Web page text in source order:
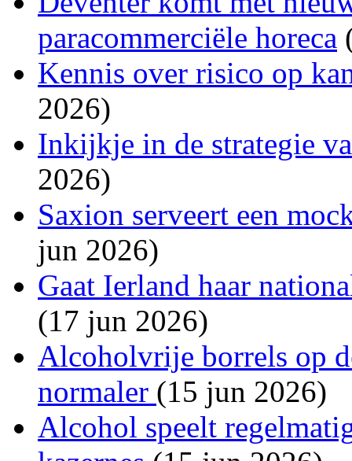
paracommerciële horeca
Kennis over risico op
2026)
Inkijkje in de strategie
2026)
Saxion serveert een
jun 2026)
Gaat Ierland haar
(17 jun 2026)
Alcoholvrije borrels op
normaler (15 jun 2026)
Alcohol speelt